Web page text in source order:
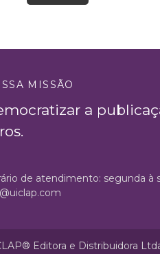
MISSÃO
a
de atendimento: segunda à
Editora e Distribuidora